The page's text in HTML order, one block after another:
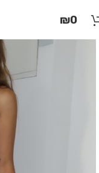
זֶה
₪0